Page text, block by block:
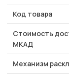
Код товара
Стоимость
МКАД
Механизм